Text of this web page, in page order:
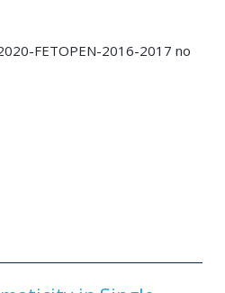
FETOPEN-2016-2017 no